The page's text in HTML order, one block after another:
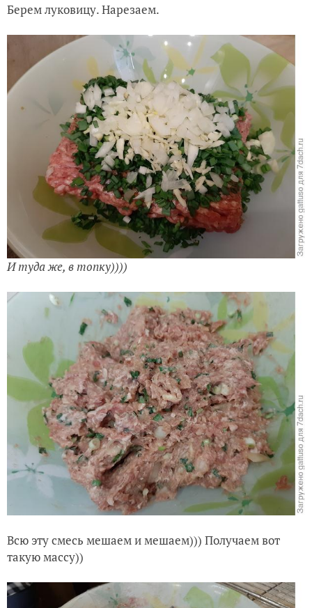
Берем луковицу. Нарезаем.
И туда же, в топку))))
Всю эту смесь мешаем и мешаем))) Получаем вот
такую массу))